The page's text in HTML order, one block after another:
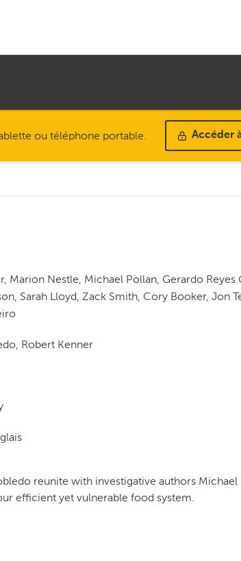
ou téléphone portable. Accéder
Marion Nestle, Michael Pollan, Gerardo Reyes
Sarah Lloyd, Zack Smith, Cory Booker, Jon
Robert Kenner
reunite with investigative authors Michael
efficient yet vulnerable food system.